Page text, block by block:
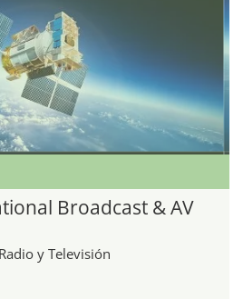
Broadcast & AV
y Televisión